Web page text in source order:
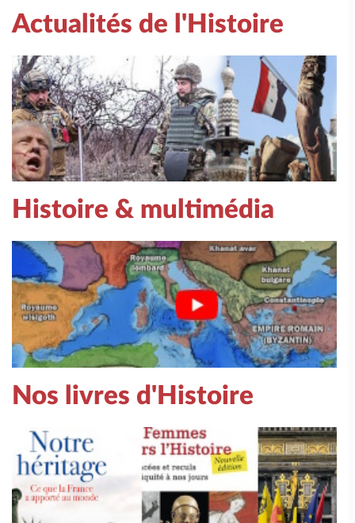
Actualités de l'Histoire
Histoire & multimédia
Nos livres d'Histoire